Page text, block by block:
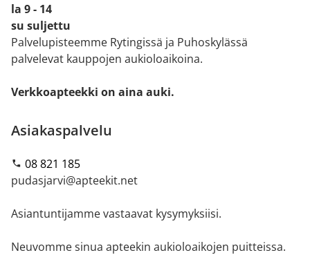
la 9 - 14
su suljettu
Palvelupisteemme Rytingissä ja Puhoskylässä
palvelevat kauppojen aukioloaikoina.
Verkkoapteekki on aina auki.
Asiakaspalvelu
08 821 185
pudasjarvi@apteekit.net
Asiantuntijamme vastaavat kysymyksiisi.
Neuvomme sinua apteekin aukioloaikojen puitteissa.